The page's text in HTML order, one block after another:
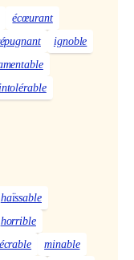
écœurant
ignoble
intolérable
haïssable
horrible
minable